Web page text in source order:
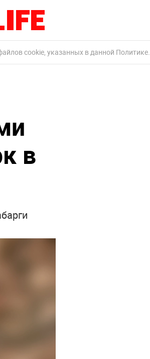
cookie, указанных в данной Политике.
в